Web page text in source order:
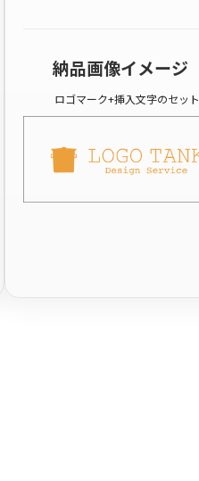
納品画像イメージ
ロゴマーク+挿入文字のセット